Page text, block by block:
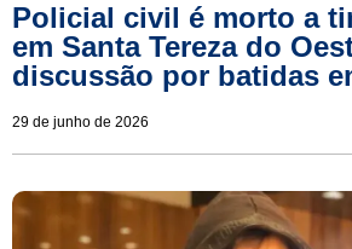
Policial civil é morto a
em Santa Tereza do
discussão por batidas
29 de junho de 2026